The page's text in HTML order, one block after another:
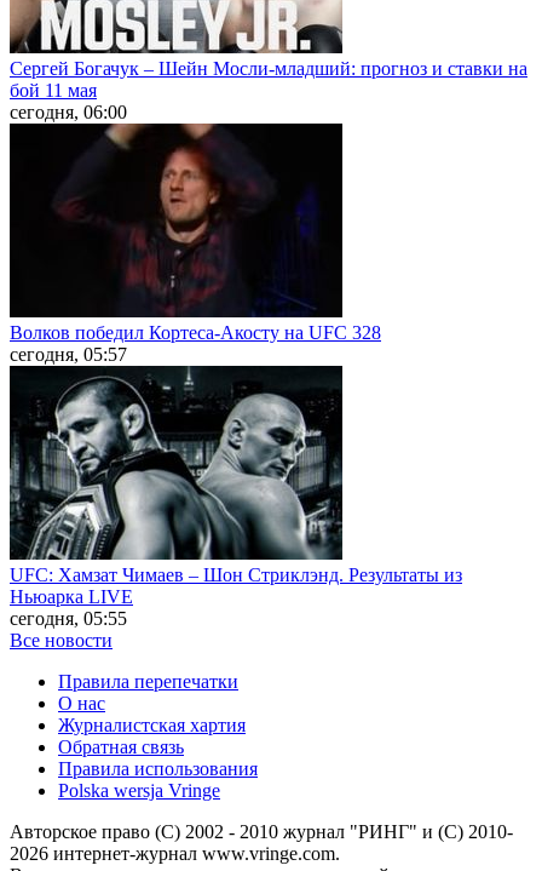
Сергей Богачук – Шейн Мосли-младший: прогноз и ставки на
бой 11 мая
сегодня, 06:00
Волков победил Кортеса-Акосту на UFC 328
сегодня, 05:57
UFC: Хамзат Чимаев – Шон Стриклэнд. Результаты из
Ньюарка LIVE
сегодня, 05:55
Все новости
Правила перепечатки
О нас
Журналистская хартия
Обратная связь
Правила использования
Polska wersja Vringe
Авторское право (С) 2002 - 2010 журнал "РИНГ" и (С) 2010-
2026 интернет-журнал www.vringe.com.